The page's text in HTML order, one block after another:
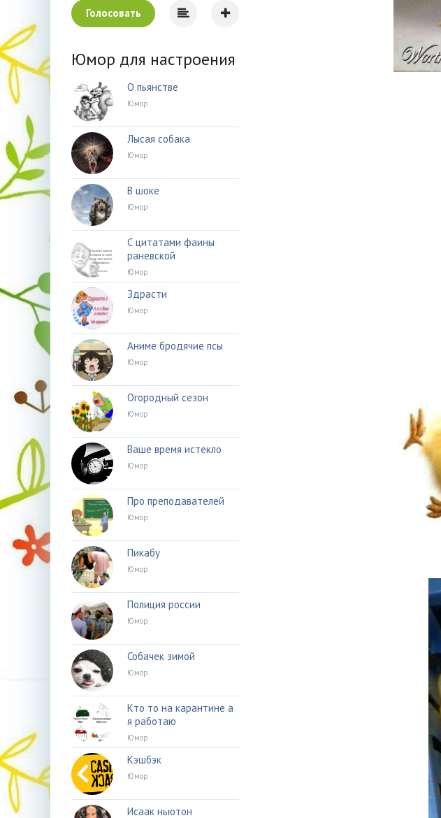
Голосовать
Юмор для настроения
О пьянстве
Юмор
Лысая собака
Юмор
В шоке
Юмор
С цитатами фаины
раневской
Юмор
Здрасти
Юмор
Аниме бродячие псы
Юмор
Огородный сезон
Юмор
Ваше время истекло
Юмор
Про преподавателей
Юмор
Пикабу
Юмор
Полиция россии
Юмор
Собачек зимой
Юмор
Кто то на карантине а
я работаю
Юмор
Кэшбэк
Юмор
Исаак ньютон